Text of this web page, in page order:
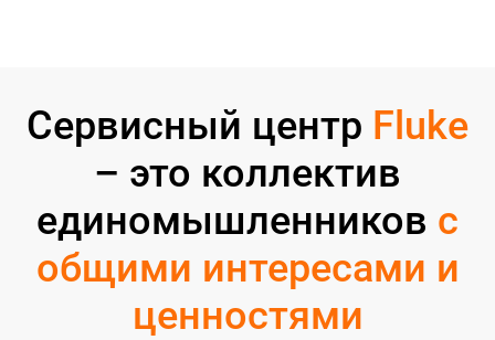
Сервисный центр Fluke
– это коллектив
единомышленников с
общими интересами и
ценностями